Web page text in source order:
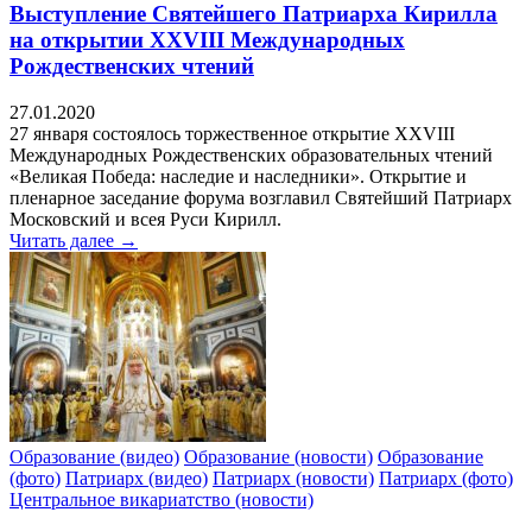
Выступление Святейшего Патриарха Кирилла
на открытии XXVIII Международных
Рождественских чтений
27.01.2020
27 января состоялось торжественное открытие XXVIII
Международных Рождественских образовательных чтений
«Великая Победа: наследие и наследники». Открытие и
пленарное заседание форума возглавил Святейший Патриарх
Московский и всея Руси Кирилл.
Читать далее →
Образование (видео) Образование (новости) Образование
(фото) Патриарх (видео) Патриарх (новости) Патриарх (фото)
Центральное викариатство (новости)